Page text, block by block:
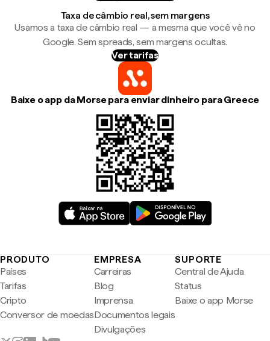
Taxa de câmbio real, sem margens
Usamos a taxa de câmbio real — a mesma que você vê no
Google. Sem spreads, sem margens ocultas.
Ver tarifas
Baixe o app da Morse para enviar dinheiro para Greece
PRODUTO
Países
Tarifas
Cripto
Conversor de moedas
EMPRESA
Carreiras
Blog
Imprensa
Documentos legais
Divulgações
SUPORTE
Central de Ajuda
Status
Baixe o app Morse